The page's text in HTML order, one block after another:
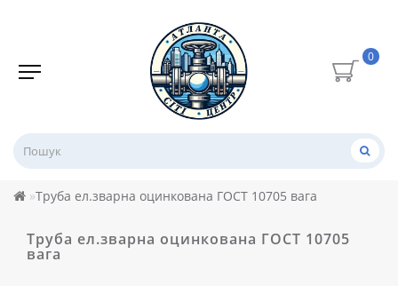
0
Труба ел.зварна оцинкована ГОСТ 10705 вага
Труба ел.зварна оцинкована ГОСТ 10705
вага